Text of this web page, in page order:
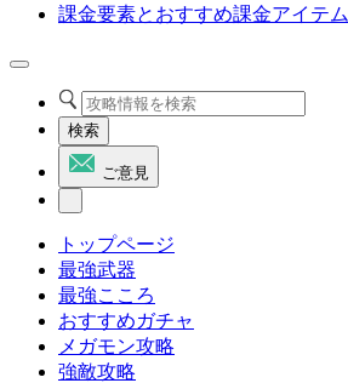
課金要素とおすすめ課金アイテム
検索
ご意見
トップページ
最強武器
最強こころ
おすすめガチャ
メガモン攻略
強敵攻略